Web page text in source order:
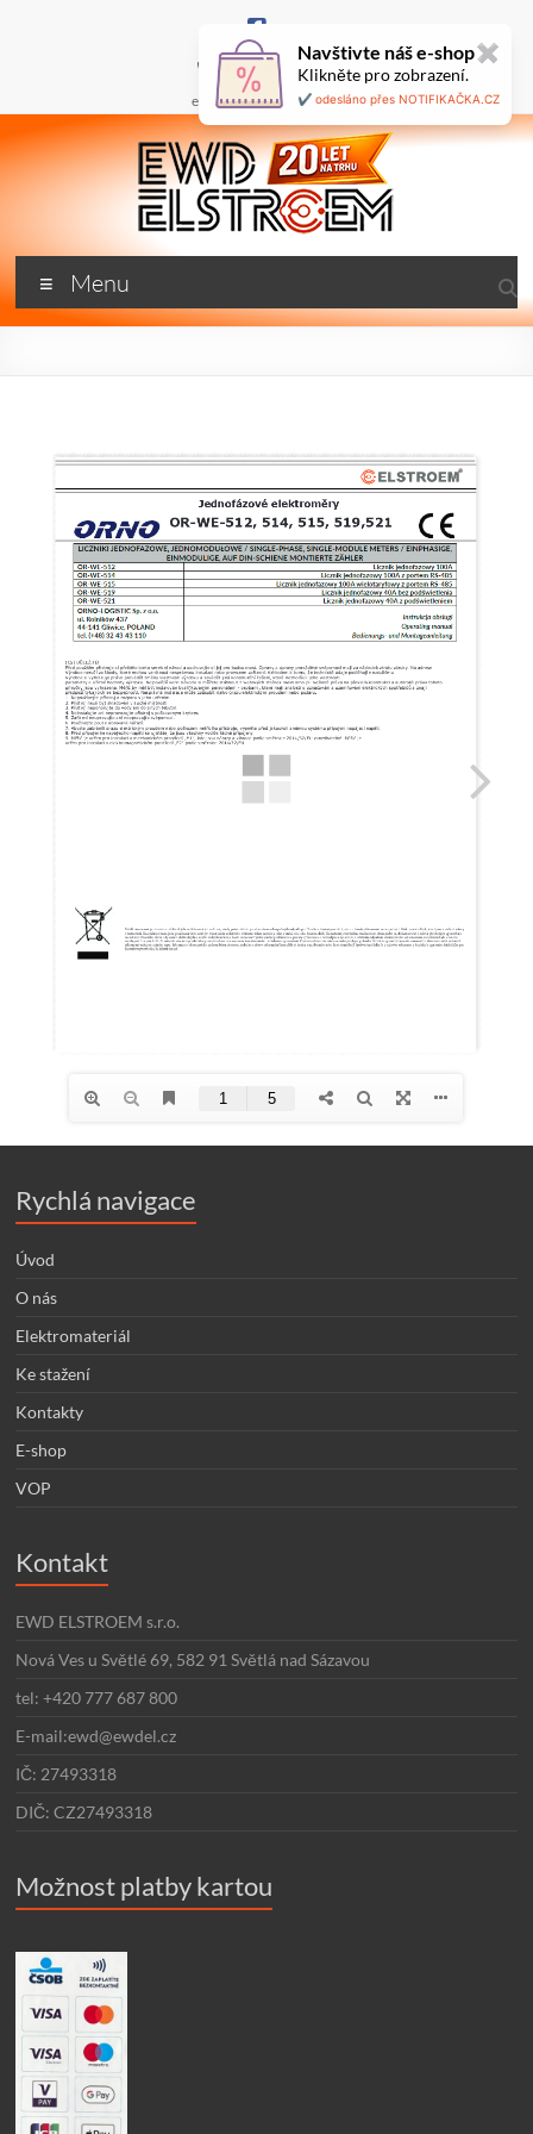
+420 777 687 800
ewd@ewdel.cz
🇬🇧
ewdel.cz
…
Menu
Rychlá navigace
Úvod
O nás
Elektromateriál
Ke stažení
Kontakty
E-shop
VOP
Kontakt
EWD ELSTROEM s.r.o.
Nová Ves u Světlé 69, 582 91 Světlá nad Sázavou
tel: +420 777 687 800
E-mail:ewd@ewdel.cz
IČ: 27493318
DIČ: CZ27493318
Možnost platby kartou
Navštivte náš e-shop✖
Klikněte pro zobrazení.
✔️ odesláno přes NOTIFIKAČKA.CZ